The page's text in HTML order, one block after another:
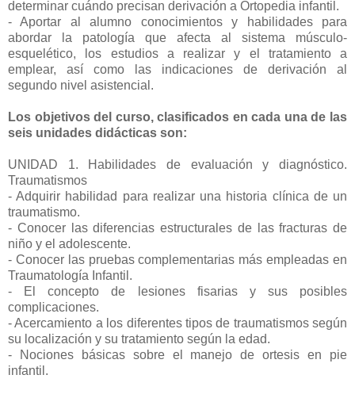
determinar cuándo precisan derivación a Ortopedia infantil.
- Aportar al alumno conocimientos y habilidades para
abordar la patología que afecta al sistema músculo-
esquelético, los estudios a realizar y el tratamiento a
emplear, así como las indicaciones de derivación al
segundo nivel asistencial.
Los objetivos del curso, clasificados en cada una de las
seis unidades didácticas son:
UNIDAD 1. Habilidades de evaluación y diagnóstico.
Traumatismos
- Adquirir habilidad para realizar una historia clínica de un
traumatismo.
- Conocer las diferencias estructurales de las fracturas de
niño y el adolescente.
- Conocer las pruebas complementarias más empleadas en
Traumatología Infantil.
- El concepto de lesiones fisarias y sus posibles
complicaciones.
- Acercamiento a los diferentes tipos de traumatismos según
su localización y su tratamiento según la edad.
- Nociones básicas sobre el manejo de ortesis en pie
infantil.